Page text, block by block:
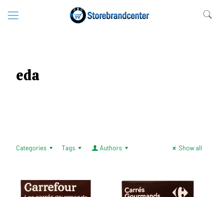
eda
Categories Tags Authors Show all